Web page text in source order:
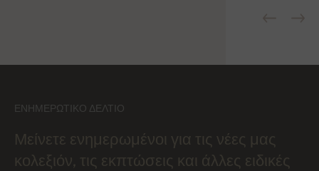
ΕΝΗΜΕΡΩΤΙΚΌ ΔΕΛΤΊΟ
Μείνετε ενημερωμένοι για τις νέες μας
κολεξιόν, τις εκπτώσεις και άλλες ειδικές